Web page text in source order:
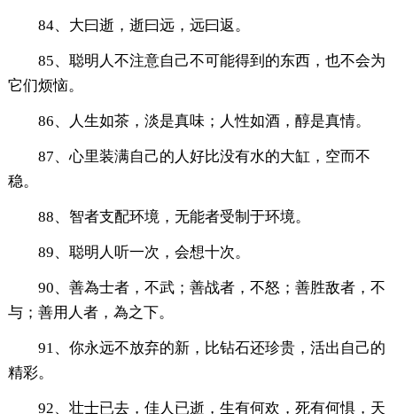
84、大曰逝，逝曰远，远曰返。
85、聪明人不注意自己不可能得到的东西，也不会为
它们烦恼。
86、人生如茶，淡是真味；人性如酒，醇是真情。
87、心里装满自己的人好比没有水的大缸，空而不
稳。
88、智者支配环境，无能者受制于环境。
89、聪明人听一次，会想十次。
90、善為士者，不武；善战者，不怒；善胜敌者，不
与；善用人者，為之下。
91、你永远不放弃的新，比钻石还珍贵，活出自己的
精彩。
92、壮士已去，佳人已逝，生有何欢，死有何惧，天